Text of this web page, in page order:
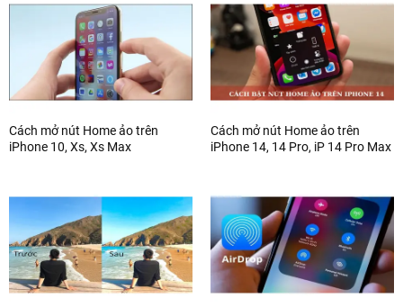
Cách mở nút Home ảo trên
iPhone 10, Xs, Xs Max
Cách mở nút Home ảo trên
iPhone 14, 14 Pro, iP 14 Pro Max